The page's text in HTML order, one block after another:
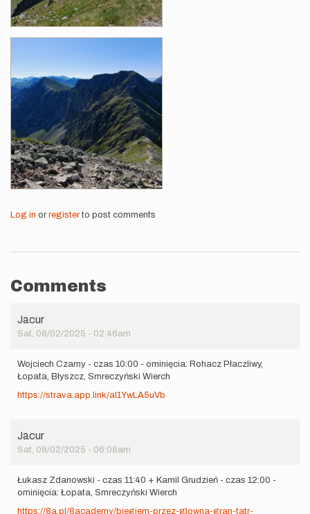
Log in or registerto post comments
Comments
Jacur
Sat, 08/02/2025 - 02:46am
Wojciech Czarny - czas 10:00 - ominięcia: Rohacz Płaczliwy,
Łopata, Błyszcz, Smreczyński Wierch
https://strava.app.link/aI1YwLA5uVb
Jacur
Sat, 08/02/2025 - 06:08am
Łukasz Zdanowski - czas 11:40 + Kamil Grudzień - czas 12:00 -
ominięcia: Łopata, Smreczyński Wierch
https://8a.pl/8academy/biegiem-przez-glowna-gran-tatr-